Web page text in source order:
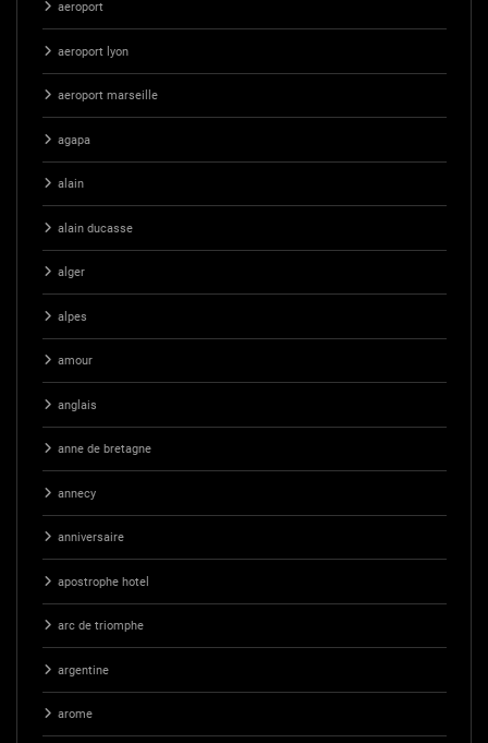
aeroport
aeroport lyon
aeroport marseille
agapa
alain
alain ducasse
alger
alpes
amour
anglais
anne de bretagne
annecy
anniversaire
apostrophe hotel
arc de triomphe
argentine
arome